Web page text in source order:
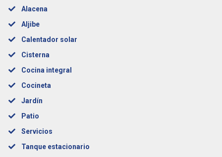
Alacena
Aljibe
Calentador solar
Cisterna
Cocina integral
Cocineta
Jardín
Patio
Servicios
Tanque estacionario